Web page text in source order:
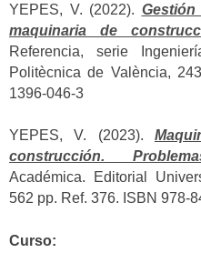
YEPES, V. (2022).
maquinaria de
Referencia, serie
Politècnica de València,
1396-046-3
YEPES, V. (2023).
construcción.
Académica. Editorial
562 pp. Ref. 376. ISBN 978-
Curso: